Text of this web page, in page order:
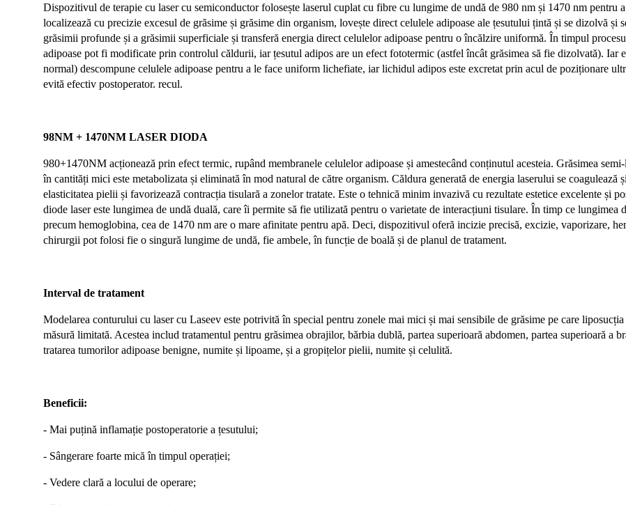
Dispozitivul de terapie cu laser cu semiconductor folosește laserul cuplat cu fibre cu lungime de undă de 980 nm și 1470 nm pentru
localizează cu precizie excesul de grăsime și grăsime din organism, lovește direct celulele adipoase ale țesutului țintă și se dizolvă
grăsimii profunde și a grăsimii superficiale și transferă energia direct celulelor adipoase pentru o încălzire uniformă. În timpul
adipoase pot fi modificate prin controlul căldurii, iar țesutul adipos are un efect fototermic (astfel încât grăsimea să fie dizolvată). Iar
normal) descompune celulele adipoase pentru a le face uniform lichefiate, iar lichidul adipos este excretat prin acul de poziționare
evită efectiv postoperator. recul.
98NM + 1470NM LASER DIODA
980+1470NM acționează prin efect termic, rupând membranele celulelor adipoase și amestecând conținutul acesteia. Grăsimea
în cantități mici este metabolizata și eliminată în mod natural de către organism. Căldura generată de energia laserului se coagulează
elasticitatea pielii și favorizează contracția tisulară a zonelor tratate. Este o tehnică minim invazivă cu rezultate estetice excelente și
diode laser este lungimea de undă duală, care îi permite să fie utilizată pentru o varietate de interacțiuni tisulare. În timp ce lungimea
precum hemoglobina, cea de 1470 nm are o mare afinitate pentru apă. Deci, dispozitivul oferă incizie precisă, excizie, vaporizare,
chirurgii pot folosi fie o singură lungime de undă, fie ambele, în funcție de boală și de planul de tratament.
Interval de tratament
Modelarea conturului cu laser cu Laseev este potrivită în special pentru zonele mai mici și mai sensibile de grăsime pe care
măsură limitată. Acestea includ tratamentul pentru grăsimea obrajilor, bărbia dublă, partea superioară abdomen, partea superioară a
tratarea tumorilor adipoase benigne, numite și lipoame, și a gropițelor pielii, numite și celulită.
Beneficii:
- Mai puțină inflamație postoperatorie a țesutului;
- Sângerare foarte mică în timpul operației;
- Vedere clară a locului de operare;